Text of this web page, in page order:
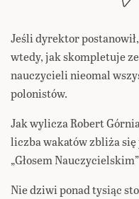
Jeśli dyrektor
wtedy, jak skompletuje
nauczycieli nieomal
polonistów.
Jak wylicza Robert
liczba wakatów zbliża się
„Głosem
Nie dziwi ponad tysiąc